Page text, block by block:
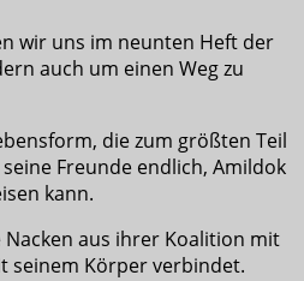
wir uns im neunten Heft der
auch um einen Weg zu
die zum größten Teil
Freunde endlich, Amildok
kann.
Nacken aus ihrer Koalition mit
seinem Körper verbindet.